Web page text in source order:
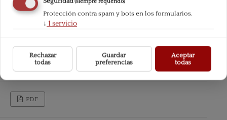
PDF
(siempre requerido)
Protección contra spam y bots en los formularios.
↓ 1servicio
Rechazar
todas
Guardar
preferencias
Aceptar
todas